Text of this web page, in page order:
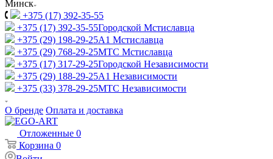
Минск
+375 (17) 392-35-55
+375 (17) 392-35-55Городской Мстиславца
+375 (29) 198-29-25A1 Мстиславца
+375 (29) 768-29-25МТС Мстиславца
+375 (17) 317-29-25Городской Независимости
+375 (29) 188-29-25A1 Независимости
+375 (33) 378-29-25МТС Независимости
О бренде Оплата и доставка
Отложенные 0
Корзина 0